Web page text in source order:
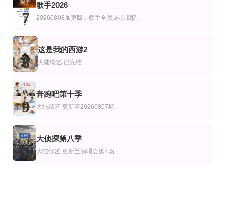
7
歌手2026
20260808加更版：歌手全员走心回忆
8
这是我的西游2
大陆综艺 已完结
9
奔跑吧第十季
大陆综艺 更新至20260807期
10
大侦探第八季
大陆综艺 更新至演唱会第2场